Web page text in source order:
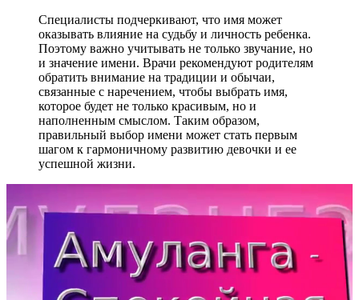
Специалисты подчеркивают, что имя может
оказывать влияние на судьбу и личность ребенка.
Поэтому важно учитывать не только звучание, но
и значение имени. Врачи рекомендуют родителям
обратить внимание на традиции и обычаи,
связанные с наречением, чтобы выбрать имя,
которое будет не только красивым, но и
наполненным смыслом. Таким образом,
правильный выбор имени может стать первым
шагом к гармоничному развитию девочки и ее
успешной жизни.